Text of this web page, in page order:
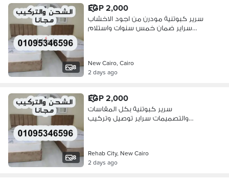
8
EGP 2,000
سرير كبوتنية مودرن من اجود الاخشاب
سراير ضمان خمس سنوات واستلام
New Cairo, Cairo
2 days ago
8
EGP 2,000
سرير كبوتنية بكل المقاسات
والتصميمات سراير توصيل وتركيب
Rehab City, New Cairo
2 days ago